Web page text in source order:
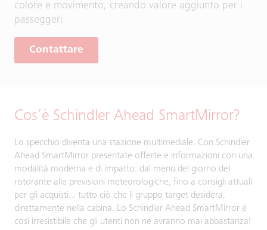
colore e movimento, creando valore aggiunto per i
passeggeri.
Contattare
Cos’è Schindler Ahead SmartMirror?
Lo specchio diventa una stazione multimediale. Con Schindler
Ahead SmartMirror presentate offerte e informazioni con una
modalità moderna e di impatto: dal menu del giorno del
ristorante alle previsioni meteorologiche, fino a consigli attuali
per gli acquisti... tutto ciò che il gruppo target desidera,
direttamente nella cabina. Lo Schindler Ahead SmartMirror è
così irresistibile che gli utenti non ne avranno mai abbastanza!